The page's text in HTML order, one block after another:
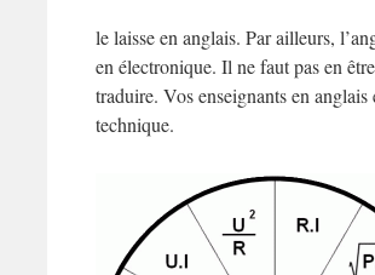
le laisse en anglais. Par ailleurs,
en électronique. Il ne faut pas en
traduire. Vos enseignants en
technique.